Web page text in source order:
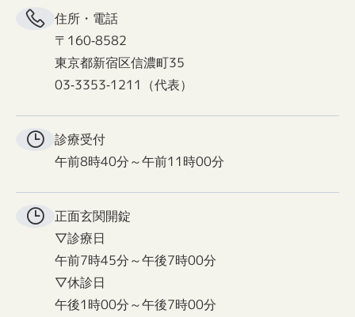
住所・電話
〒160-8582
東京都新宿区信濃町35
03-3353-1211（代表）
診療受付
午前8時40分～午前11時00分
正面玄関開錠
▽診療日
午前7時45分～午後7時00分
▽休診日
午後1時00分～午後7時00分